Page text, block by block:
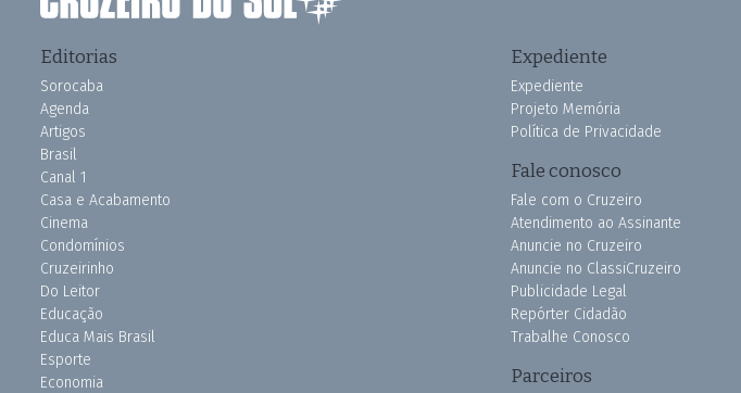
Editorias
Sorocaba
Agenda
Artigos
Brasil
Canal 1
Casa e Acabamento
Cinema
Condomínios
Cruzeirinho
Do Leitor
Educação
Educa Mais Brasil
Esporte
Economia
Expediente
Expediente
Projeto Memória
Política de Privacidade
Fale conosco
Fale com o Cruzeiro
Atendimento ao Assinante
Anuncie no Cruzeiro
Anuncie no ClassiCruzeiro
Publicidade Legal
Repórter Cidadão
Trabalhe Conosco
Parceiros